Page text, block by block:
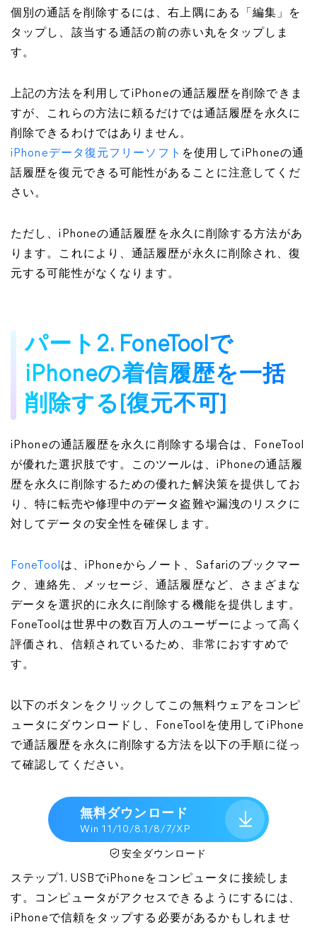
個別の通話を削除するには、右上隅にある「編集」を
タップし、該当する通話の前の赤い丸をタップしま
す。
上記の方法を利用してiPhoneの通話履歴を削除できま
すが、これらの方法に頼るだけでは通話履歴を永久に
削除できるわけではありません。
iPhoneデータ復元フリーソフト を使用してiPhoneの通
話履歴を復元できる可能性があることに注意してくだ
さい。
ただし、iPhoneの通話履歴を永久に削除する方法があ
ります。これにより、通話履歴が永久に削除され、復
元する可能性がなくなります。
パート2. FoneToolで
iPhoneの着信履歴を一括
削除する[復元不可]
iPhoneの通話履歴を永久に削除する場合は、FoneTool
が優れた選択肢です。このツールは、iPhoneの通話履
歴を永久に削除するための優れた解決策を提供してお
り、特に転売や修理中のデータ盗難や漏洩のリスクに
対してデータの安全性を確保します。
FoneTool は、iPhoneからノート、Safariのブックマー
ク、連絡先、メッセージ、通話履歴など、さまざまな
データを選択的に永久に削除する機能を提供します。
FoneToolは世界中の数百万人のユーザーによって高く
評価され、信頼されているため、非常におすすめで
す。
以下のボタンをクリックしてこの無料ウェアをコンピ
ュータにダウンロードし、FoneToolを使用してiPhone
で通話履歴を永久に削除する方法を以下の手順に従っ
て確認してください。
無料ダウンロード
Win 11/10/8.1/8/7/XP
安全ダウンロード
ステップ1. USBでiPhoneをコンピュータに接続しま
す。コンピュータがアクセスできるようにするには、
iPhoneで信頼をタップする必要があるかもしれませ